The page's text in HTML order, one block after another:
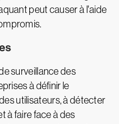
peut causer à l'aide
surveillance des
à définir le
utilisateurs, à détecter
à faire face à des